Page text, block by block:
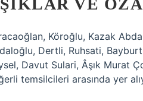
VE
Köroğlu, Kazak
Dertli, Ruhsati,
Davut Sulari, Âşık Murat
temsilcileri arasında yer